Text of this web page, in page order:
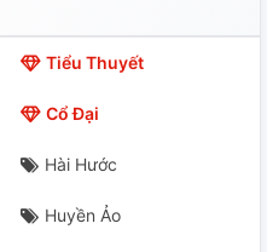
Tiểu Thuyết
Cổ Đại
Hài Hước
Huyền Ảo